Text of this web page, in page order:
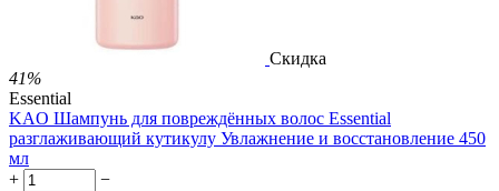
Скидка
41%
Essential
KAO Шампунь для повреждённых волос Essential
разглаживающий кутикулу Увлажнение и восстановление 450
мл
+
−